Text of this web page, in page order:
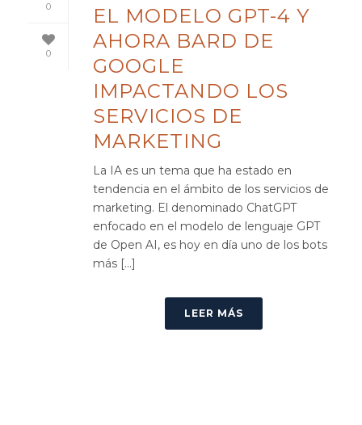
0
0
EL MODELO GPT-4 Y
AHORA BARD DE
GOOGLE
IMPACTANDO LOS
SERVICIOS DE
MARKETING
La IA es un tema que ha estado en
tendencia en el ámbito de los servicios de
marketing. El denominado ChatGPT
enfocado en el modelo de lenguaje GPT
de Open AI, es hoy en día uno de los bots
más [...]
LEER MÁS